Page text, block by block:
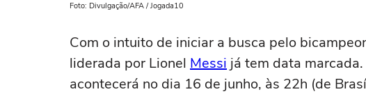
Foto: Divulgação/AFA / Jogada10
Com o intuito de iniciar a busca pelo
liderada por Lionel Messi já tem data
acontecerá no dia 16 de junho, às 22h (de